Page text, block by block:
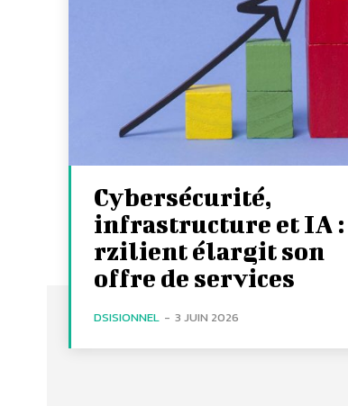
Cybersécurité,
infrastructure et IA :
rzilient élargit son
offre de services
DSISIONNEL - 3 JUIN 2026